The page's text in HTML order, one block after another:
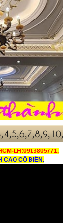
LH:0913805771.
CAO CỔ ĐIỂN.